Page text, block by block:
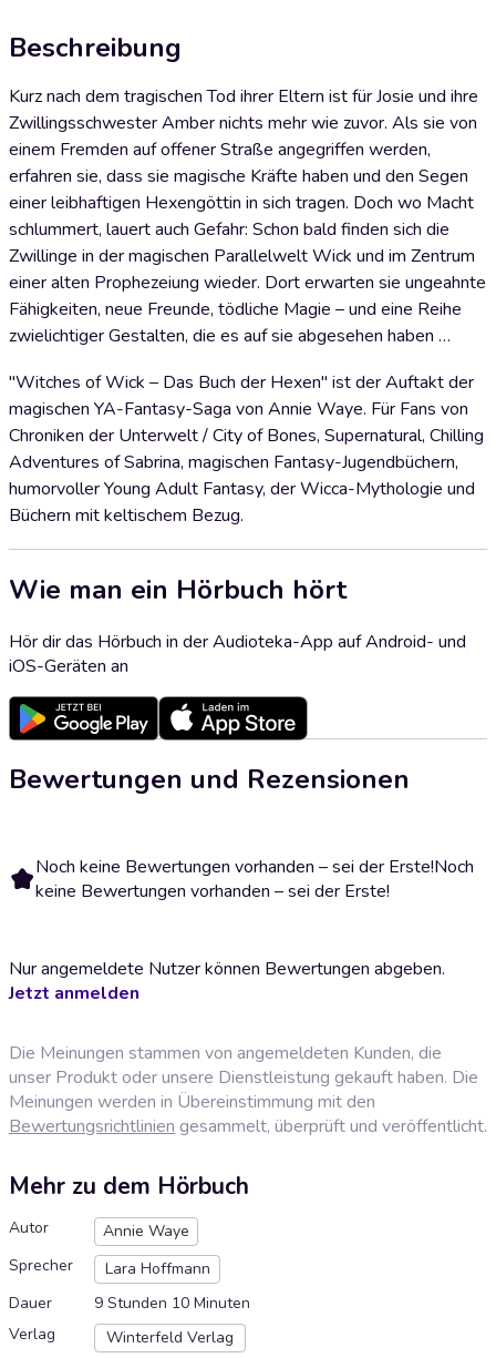
Beschreibung
Kurz nach dem tragischen Tod ihrer Eltern ist für Josie und ihre
Zwillingsschwester Amber nichts mehr wie zuvor. Als sie von
einem Fremden auf offener Straße angegriffen werden,
erfahren sie, dass sie magische Kräfte haben und den Segen
einer leibhaftigen Hexengöttin in sich tragen. Doch wo Macht
schlummert, lauert auch Gefahr: Schon bald finden sich die
Zwillinge in der magischen Parallelwelt Wick und im Zentrum
einer alten Prophezeiung wieder. Dort erwarten sie ungeahnte
Fähigkeiten, neue Freunde, tödliche Magie – und eine Reihe
zwielichtiger Gestalten, die es auf sie abgesehen haben …
"Witches of Wick – Das Buch der Hexen" ist der Auftakt der
magischen YA-Fantasy-Saga von Annie Waye. Für Fans von
Chroniken der Unterwelt / City of Bones, Supernatural, Chilling
Adventures of Sabrina, magischen Fantasy-Jugendbüchern,
humorvoller Young Adult Fantasy, der Wicca-Mythologie und
Büchern mit keltischem Bezug.
Wie man ein Hörbuch hört
Hör dir das Hörbuch in der Audioteka-App auf Android- und
iOS-Geräten an
Bewertungen und Rezensionen
Noch keine Bewertungen vorhanden – sei der Erste!Noch
keine Bewertungen vorhanden – sei der Erste!
Nur angemeldete Nutzer können Bewertungen abgeben.
Jetzt anmelden
Die Meinungen stammen von angemeldeten Kunden, die
unser Produkt oder unsere Dienstleistung gekauft haben. Die
Meinungen werden in Übereinstimmung mit den
Bewertungsrichtlinien gesammelt, überprüft und veröffentlicht.
Mehr zu dem Hörbuch
Autor
Annie Waye
Sprecher
Lara Hoffmann
Dauer
9 Stunden 10 Minuten
Verlag
Winterfeld Verlag